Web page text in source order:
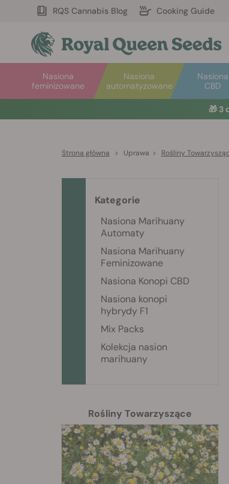
RQS Cannabis Blog Cooking Guide
Nasiona
automatyzowane
Nasiona
feminizowane
Nasiona
CBD
🎁 3
Strona główna > Uprawa > Rośliny
Kategorie
Nasiona Marihuany
Automaty
Nasiona Marihuany
Feminizowane
Nasiona Konopi CBD
Nasiona konopi
hybrydy F1
Mix Packs
Kolekcja nasion
marihuany
Rośliny Towarzyszące